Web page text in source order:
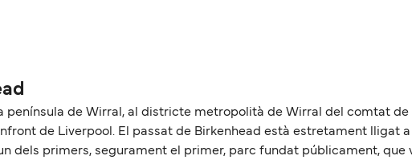
península de Wirral, al districte metropolità de Wirral del comtat
de Liverpool. El passat de Birkenhead està estretament lligat
dels primers, segurament el primer, parc fundat públicament, que